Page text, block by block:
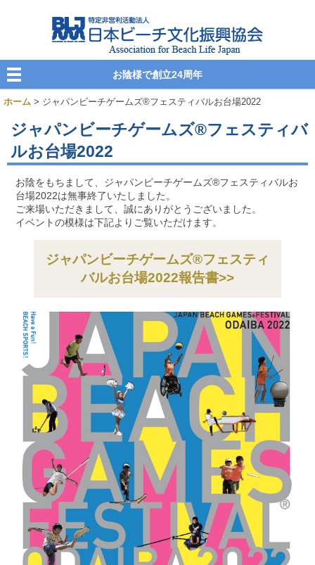
お陰様で創立24周年
ホーム > ジャパンビーチゲームズ®フェスティバルお台場2022
ジャパンビーチゲームズ®フェスティバ
ルお台場2022
お陰をもちまして、ジャパンビーチゲームズ®フェスティバルお
台場2022は無事終了いたしました。
ご来場いただきまして、誠にありがとうございました。
イベントの模様は下記よりご覧いただけます。
ジャパンビーチゲームズ®フェスティ
バルお台場2022報告書>>